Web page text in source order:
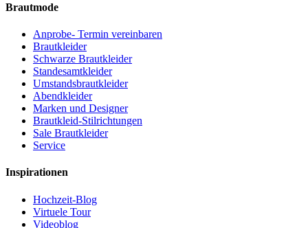
Brautmode
Anprobe- Termin vereinbaren
Brautkleider
Schwarze Brautkleider
Standesamtkleider
Umstandsbrautkleider
Abendkleider
Marken und Designer
Brautkleid-Stilrichtungen
Sale Brautkleider
Service
Inspirationen
Hochzeit-Blog
Virtuele Tour
Videoblog